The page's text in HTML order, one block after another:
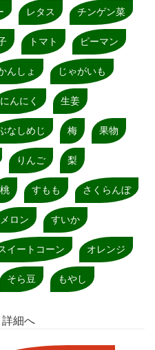
レタス チンゲン菜
トマト ピーマン
んしょ じゃがいも
にんにく 生姜
なしめじ 梅 果物
りんご 梨
桃 すもも さくらんぼ
メロン すいか
イートコーン オレンジ
そら豆 もやし
詳細へ